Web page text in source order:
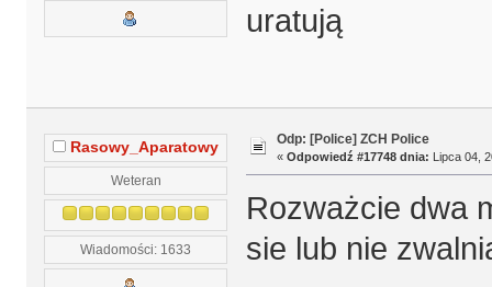
uratują
Rasowy_Aparatowy
Weteran
Wiadomości: 1633
Odp: [Police] ZCH Police
« Odpowiedź #17748 dnia: Lipca 04,
Rozważcie dwa
sie lub nie